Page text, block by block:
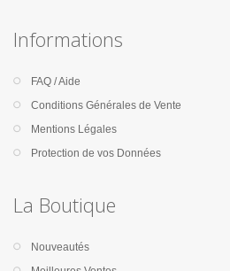
Informations
FAQ / Aide
Conditions Générales de Vente
Mentions Légales
Protection de vos Données
La Boutique
Nouveautés